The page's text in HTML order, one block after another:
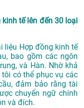
tế lên đến 30 loại
liệu Hợp đồng kinh tế
bao gồm các ngôn
và Hàn. Nhờ khả
có thể phục vụ các
đảm bảo rằng tài
chuyển ngữ chính
và đích.